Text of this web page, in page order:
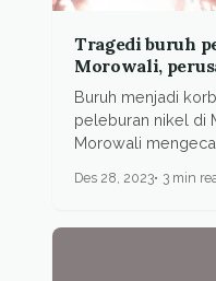
Tragedi buruh
Morowali,
harus tanggung
Buruh menjadi
peleburan nikel di
Morowali
Des 28, 2023 3 min